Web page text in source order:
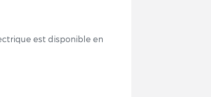
est disponible en